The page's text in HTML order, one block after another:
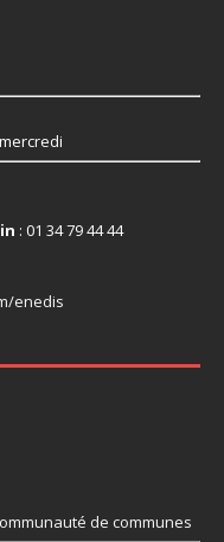
: 01 34 79 44 44
enedis
de communes